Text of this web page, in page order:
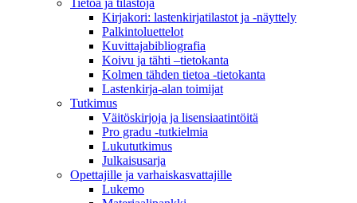
Tietoa ja tilastoja
Kirjakori: lastenkirjatilastot ja -näyttely
Palkintoluettelot
Kuvittaja­bibliografia
Koivu ja tähti –tietokanta
Kolmen tähden tietoa -tietokanta
Lastenkirja-alan toimijat
Tutkimus
Väitöskirjoja ja lisensiaatintöitä
Pro gradu -tutkielmia
Lukututkimus
Julkaisusarja
Opettajille ja varhaiskasvattajille
Lukemo